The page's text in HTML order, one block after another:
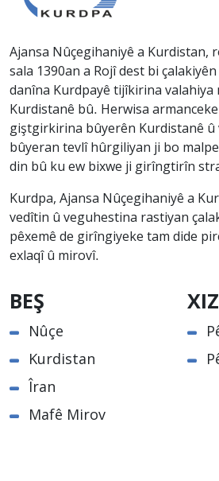
Ajansa Nûçegihaniyê a Kurdistan,
sala 1390an a Rojî dest bi
danîna Kurdpayê tijîkirina valahiya
Kurdistanê bû. Herwisa
giştgirkirina bûyerên Kurdistanê û
bûyeran tevlî hûrgiliyan ji bo
din bû ku ew bixwe ji girîngtirîn
Kurdpa, Ajansa Nûçegihaniyê a
vedîtin û veguhestina rastiyan
pêxemê de girîngiyeke tam dide
exlaqî û mirovî.
BEŞ
Nûçe
Kurdistan
Îran
Mafê Mirov